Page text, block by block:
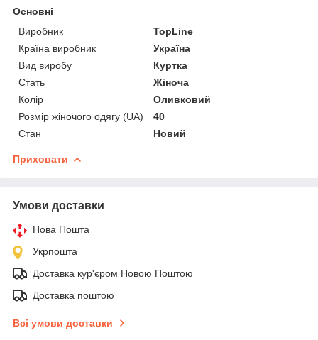
Основні
Виробник
TopLine
Країна виробник
Україна
Вид виробу
Куртка
Стать
Жіноча
Колір
Оливковий
Розмір жіночого одягу (UA)
40
Стан
Новий
Приховати
Умови доставки
Нова Пошта
Укрпошта
Доставка кур'єром Новою Поштою
Доставка поштою
Всі умови доставки